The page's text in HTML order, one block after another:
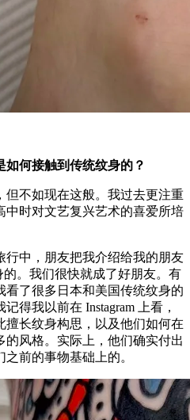
何接触到传统纹身的？
不如现在这般。我过去更注重
中时对文艺复兴艺术的喜爱所培
行中，朋友把我介绍给我的朋友
。我们很快就成了好朋友。有
了很多日本和美国传统纹身的
得我以前在 Instagram 上看，
长纹身构思，以及他们如何在
风格。实际上，他们确实付出
前的事物基础上的。